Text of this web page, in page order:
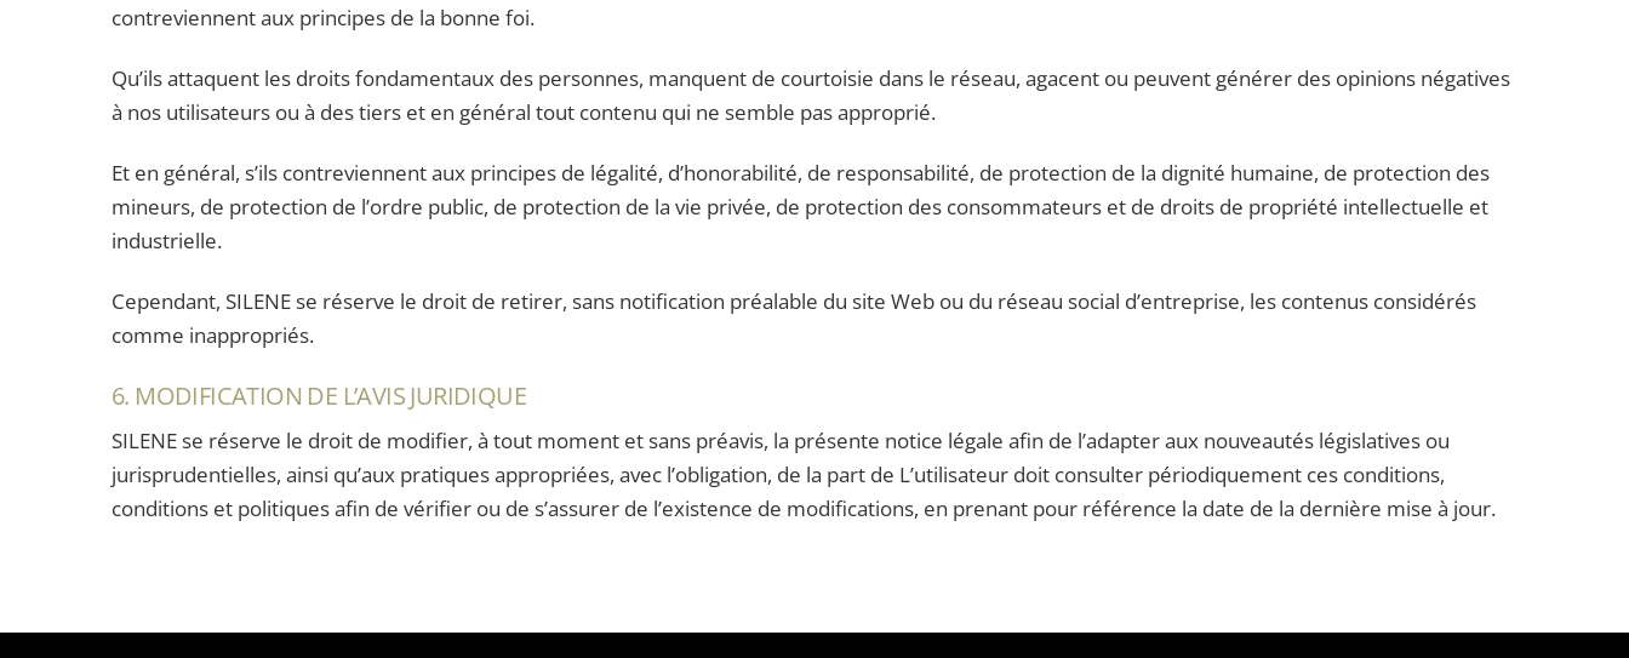
contreviennent aux principes de la bonne foi.
Qu’ils attaquent les droits fondamentaux des personnes, manquent de courtoisie dans le réseau, agacent ou peuvent générer des opinions négatives
à nos utilisateurs ou à des tiers et en général tout contenu qui ne semble pas approprié.
Et en général, s’ils contreviennent aux principes de légalité, d’honorabilité, de responsabilité, de protection de la dignité humaine, de protection des
mineurs, de protection de l’ordre public, de protection de la vie privée, de protection des consommateurs et de droits de propriété intellectuelle et
industrielle.
Cependant, SILENE se réserve le droit de retirer, sans notification préalable du site Web ou du réseau social d’entreprise, les contenus considérés
comme inappropriés.
6. MODIFICATION DE L’AVIS JURIDIQUE
SILENE se réserve le droit de modifier, à tout moment et sans préavis, la présente notice légale afin de l’adapter aux nouveautés législatives ou
jurisprudentielles, ainsi qu’aux pratiques appropriées, avec l’obligation, de la part de L’utilisateur doit consulter périodiquement ces conditions,
conditions et politiques afin de vérifier ou de s’assurer de l’existence de modifications, en prenant pour référence la date de la dernière mise à jour.